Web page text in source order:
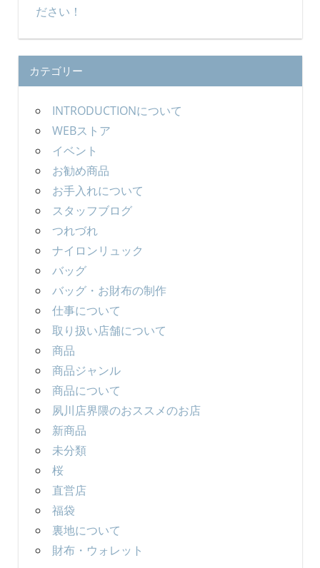
ださい！
カテゴリー
INTRODUCTIONについて
WEBストア
イベント
お勧め商品
お手入れについて
スタッフブログ
つれづれ
ナイロンリュック
バッグ
バッグ・お財布の制作
仕事について
取り扱い店舗について
商品
商品ジャンル
商品について
夙川店界隈のおススメのお店
新商品
未分類
桜
直営店
福袋
裏地について
財布・ウォレット